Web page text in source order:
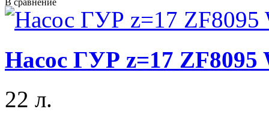
В сравнение
Насос ГУР z=17 ZF8095
22 л.